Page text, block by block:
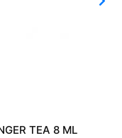
TEA 8 ML